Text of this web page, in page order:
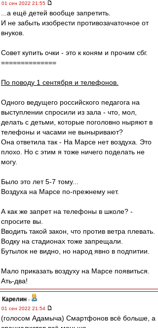
01 сен 2022 21:55
...а ещё детей вообще запретить.
И не забыть изобрести противозачаточное от
внуков.
Совет купить очки - это к коням и прочим сбг.
==============
По поводу 1 сентября и телефонов.
Одного ведущего российского педагога на
выступлении спросили из зала - что, мол,
делать с детьми, которые поголовно ныряют в
телефоны и часами не выныривают?
Она ответила так - На Марсе нет воздуха. Это
плохо. Но с этим я тоже ничего поделать не
могу.
Было это лет 5-7 тому...
Воздуха на Марсе по-прежнему нет.
А как же запрет на телефоны в школе? -
спросите вы.
Вводить такой закон, что против ветра плевать.
Водку на стадионах тоже запрещали.
Бутылок не видно, но народ явно в подпитии.
Мало приказать воздуху на Марсе появиться.
Ать-два!
Карелин -
01 сен 2022 21:54
(голосом Адамыча) Смартфонов всё больше, а